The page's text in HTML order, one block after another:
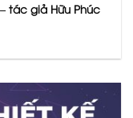
tác giả Hữu Phúc